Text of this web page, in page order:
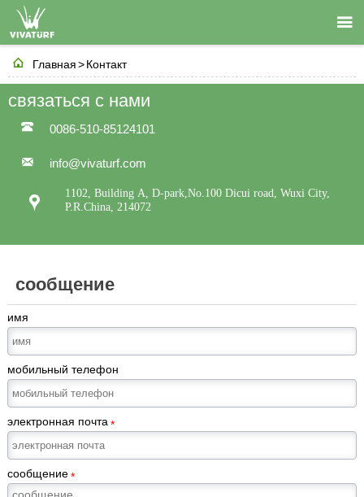

 Главная>Контакт
связаться с нами
 0086-510-85124101
 info@vivaturf.com

1102, Building A, D-park,No.100 Dicui road, Wuxi City,
P.R.China, 214072
сообщение
имя
мобильный телефон
электронная почта *
сообщение*